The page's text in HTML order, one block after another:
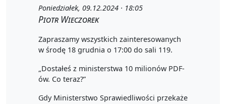
Poniedziałek, 09.12.2024 · 18:05
Piotr Wieczorek
Zapraszamy wszystkich zainteresowanych
w środę 18 grudnia o 17:00 do sali 119.
„Dostałeś z ministerstwa 10 milionów PDF-
ów. Co teraz?”
Gdy Ministerstwo Sprawiedliwości przekaże